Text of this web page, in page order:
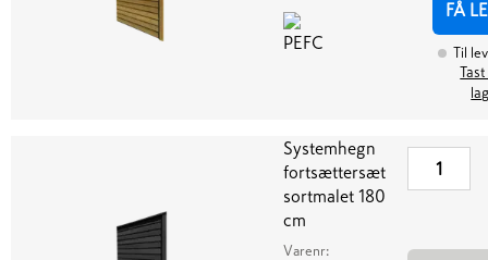
FÅ
Til
Systemhegn
fortsættersæt
sortmalet 180
cm
Varenr: